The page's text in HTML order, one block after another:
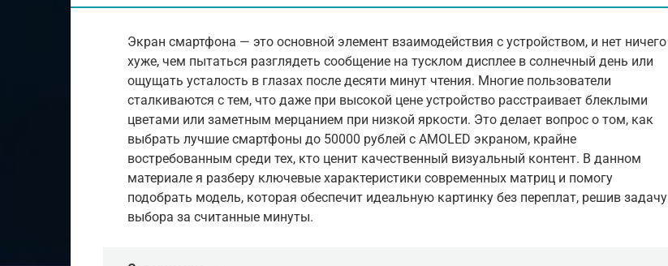
Экран смартфона — это основной элемент взаимодействия с устройством, и нет ничего
хуже, чем пытаться разглядеть сообщение на тусклом дисплее в солнечный день или
ощущать усталость в глазах после десяти минут чтения. Многие пользователи
сталкиваются с тем, что даже при высокой цене устройство расстраивает блеклыми
цветами или заметным мерцанием при низкой яркости. Это делает вопрос о том, как
выбрать лучшие смартфоны до 50000 рублей с AMOLED экраном, крайне
востребованным среди тех, кто ценит качественный визуальный контент. В данном
материале я разберу ключевые характеристики современных матриц и помогу
подобрать модель, которая обеспечит идеальную картинку без переплат, решив задачу
выбора за считанные минуты.